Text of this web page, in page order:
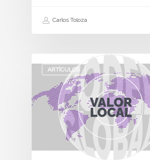
Carlos Toloza
ARTÍCULOS